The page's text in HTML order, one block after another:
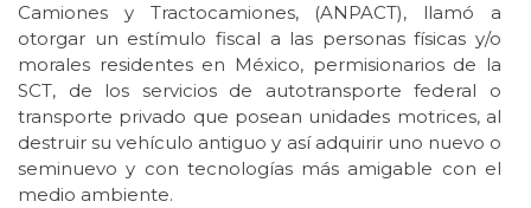
Camiones y Tractocamiones, (ANPACT), llamó a
otorgar un estímulo fiscal a las personas físicas y/o
morales residentes en México, permisionarios de la
SCT, de los servicios de autotransporte federal o
transporte privado que posean unidades motrices, al
destruir su vehículo antiguo y así adquirir uno nuevo o
seminuevo y con tecnologías más amigable con el
medio ambiente.